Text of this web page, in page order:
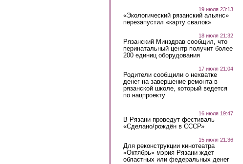
19 июля 23:13
«Экологический рязанский альянс»
перезапустил «карту свалок»
18 июля 21:32
Рязанский Минздрав сообщил, что
перинатальный центр получит более
200 единиц оборудования
17 июля 21:04
Родители сообщили о нехватке
денег на завершение ремонта в
рязанской школе, который ведется
по нацпроекту
16 июля 19:47
В Рязани проведут фестиваль
«Сделано/рождён в СССР»
15 июля 21:36
Для реконструкции кинотеатра
«Октябрь» мэрия Рязани ждет
областных или федеральных денег